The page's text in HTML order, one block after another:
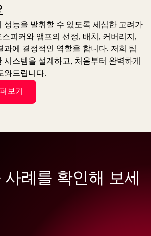
성능을 발휘할 수 있도록 세심한 고려가
피커와 앰프의 선정, 배치, 커버리지,
과에 결정적인 역할을 합니다. 저희 팀
시스템을 설계하고, 처음부터 완벽하게
와드립니다.
보기
례를 확인해 보세